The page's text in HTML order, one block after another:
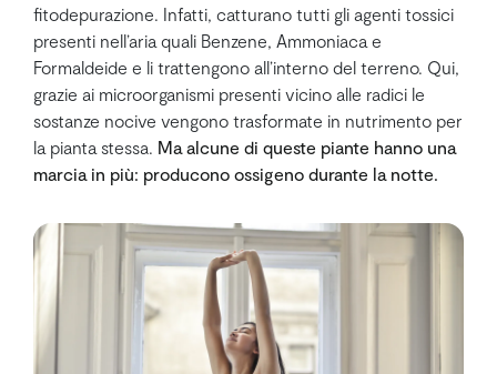
fitodepurazione. Infatti, catturano tutti gli agenti tossici
presenti nell’aria quali Benzene, Ammoniaca e
Formaldeide e li trattengono all’interno del terreno. Qui,
grazie ai microorganismi presenti vicino alle radici le
sostanze nocive vengono trasformate in nutrimento per
la pianta stessa. Ma alcune di queste piante hanno una
marcia in più: producono ossigeno durante la notte.